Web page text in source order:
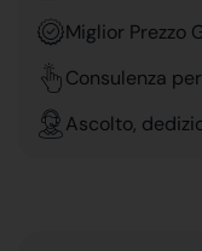
Miglior Prezzo
Consulenza
Ascolto,